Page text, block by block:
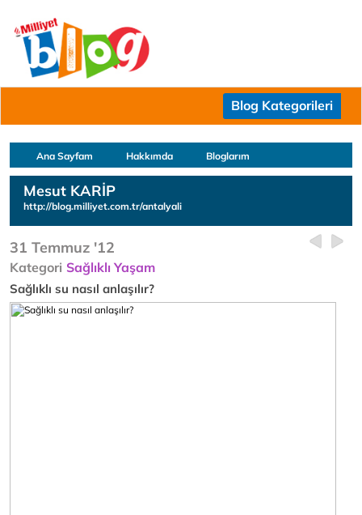
Blog Kategorileri
Ana Sayfam Hakkımda Bloglarım
Mesut KARİP
http://blog.milliyet.com.tr/antalyali
31 Temmuz '12
Kategori Sağlıklı Yaşam
Sağlıklı su nasıl anlaşılır?